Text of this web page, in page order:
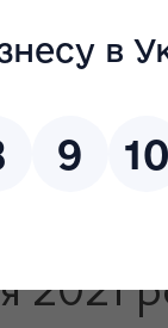
Державні
за
2021